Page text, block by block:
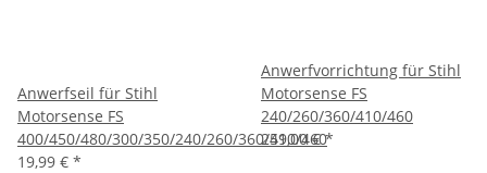
Anwerfseil für Stihl
Motorsense FS
400/450/480/300/350/240/260/360/410/460
19,99 € *
Anwerfvorrichtung für Stihl
Motorsense FS
240/260/360/410/460
259,00 €*